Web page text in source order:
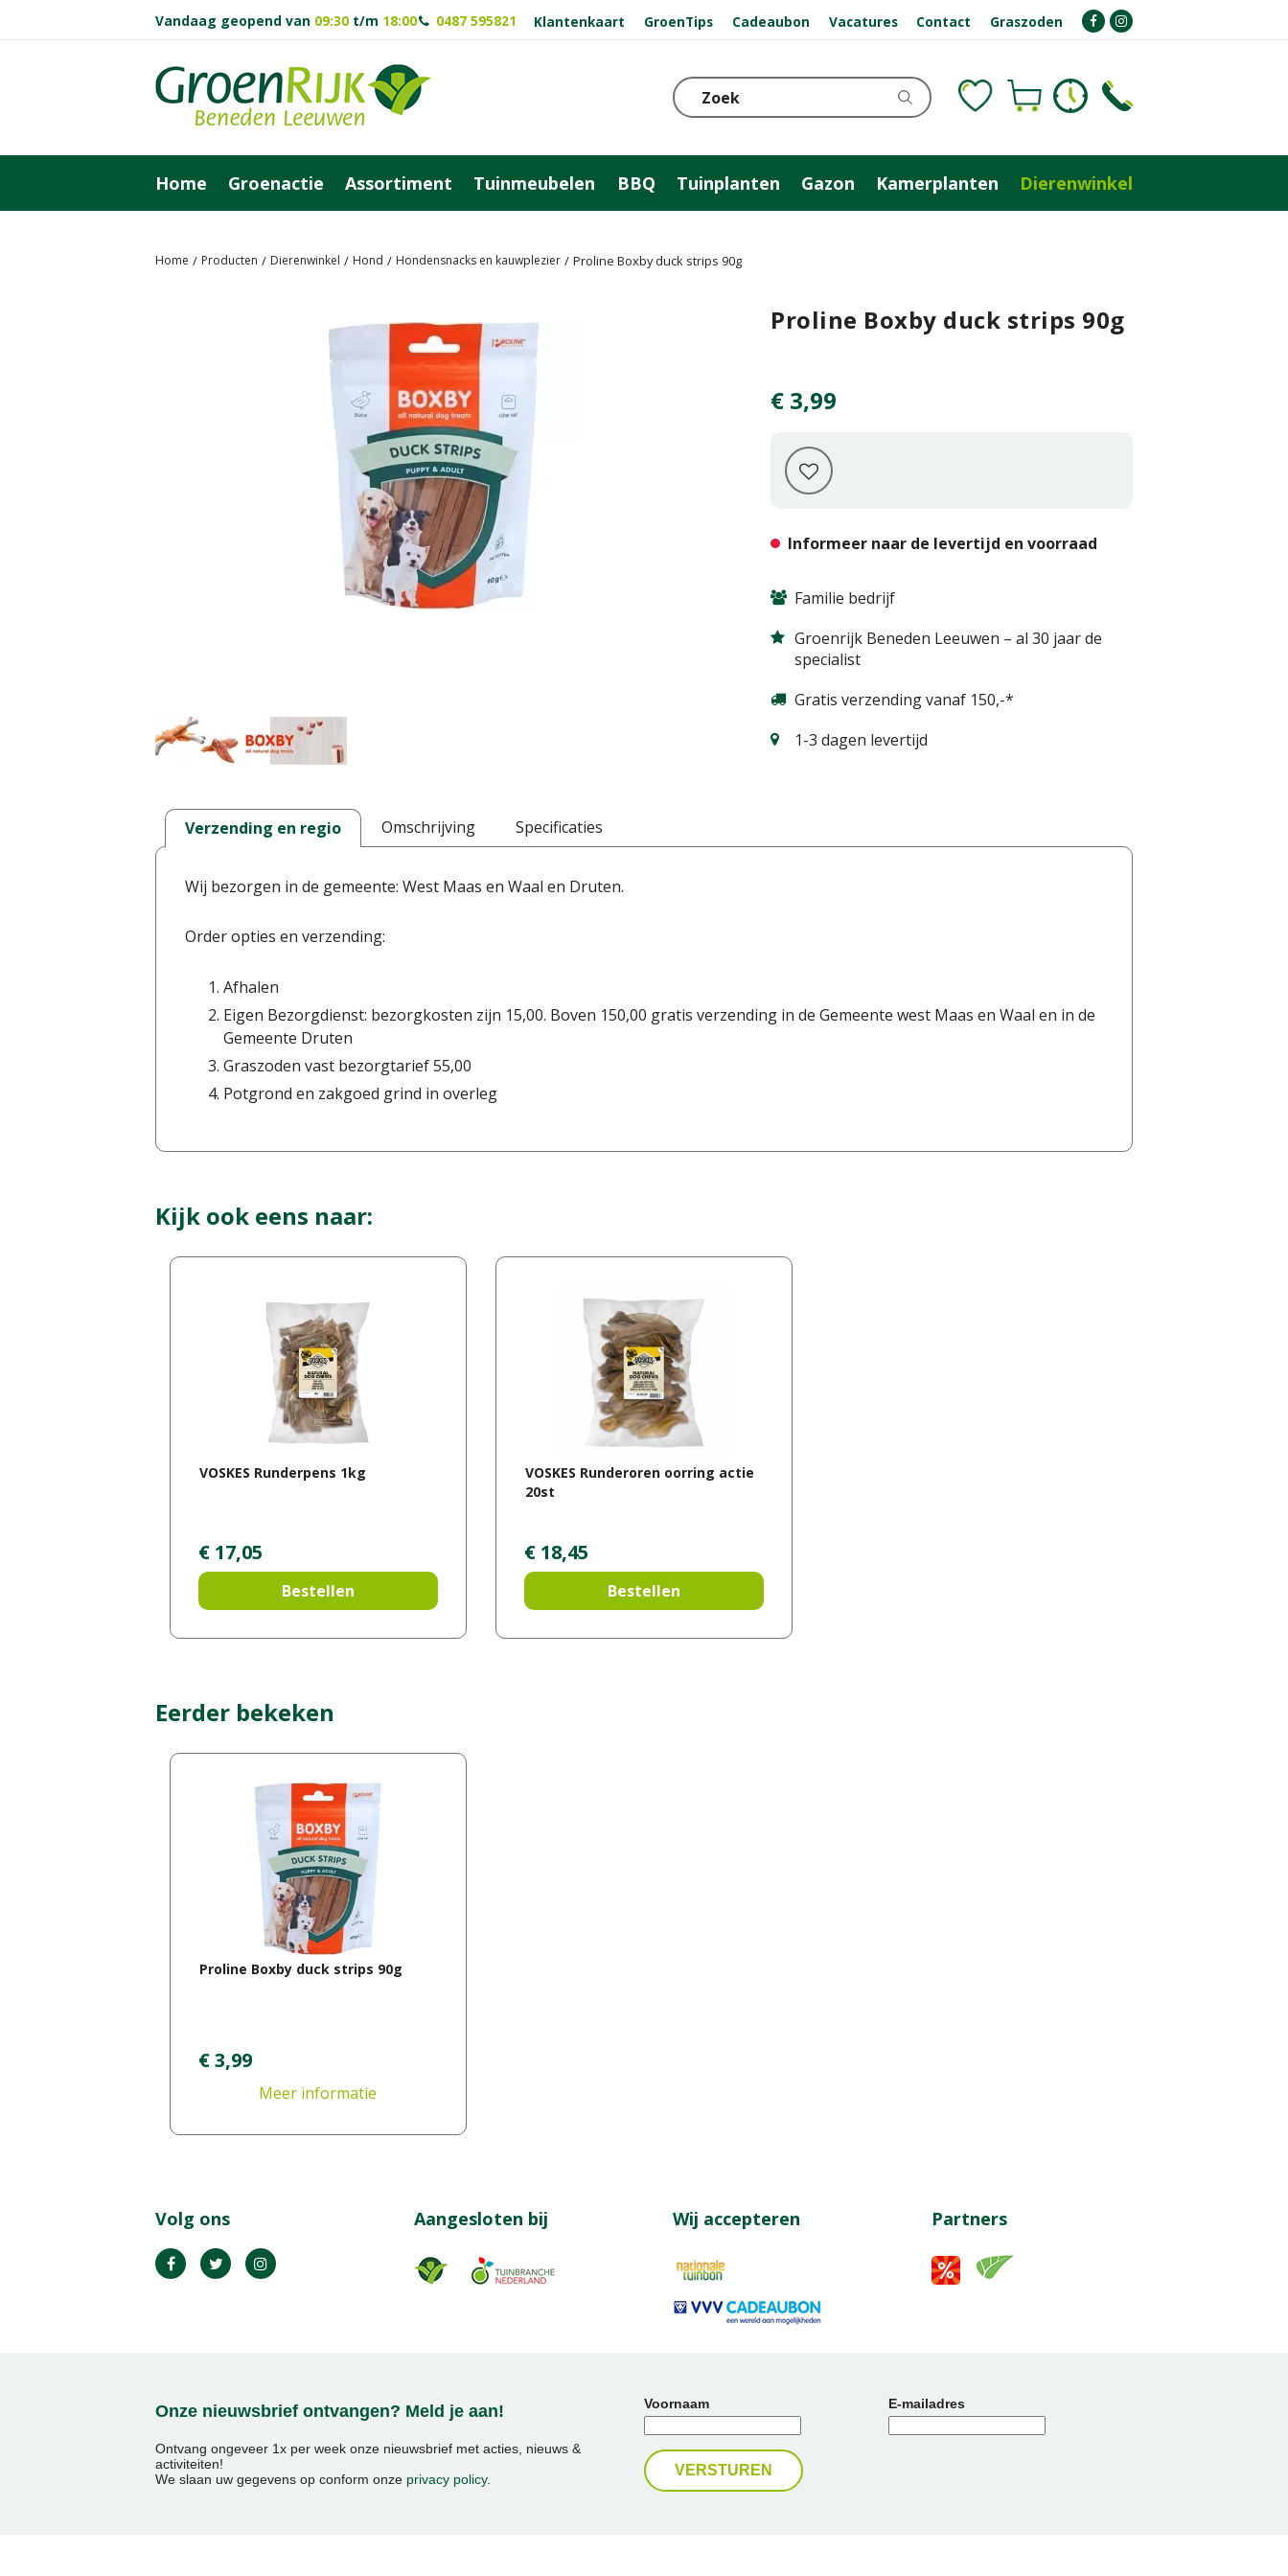
Home Producten Dierenwinkel Hond Hondensnacks en kauwplezier Proline Boxby duck strips 90g
Vandaag geopend van 09:30 t/m 18:00 0487 595821 Klantenkaart GroenTips Cadeaubon Vacatures Contact Graszoden
Home Groenactie Assortiment Tuinmeubelen BBQ Tuinplanten Gazon Kamerplanten Dierenwinkel
Proline Boxby duck strips 90g
€ 3,99
Informeer naar de levertijd en voorraad
Familie bedrijf
Groenrijk Beneden Leeuwen – al 30 jaar de
specialist
Gratis verzending vanaf 150,-*
1-3 dagen levertijd
Verzending en regio Omschrijving Specificaties
Wij bezorgen in de gemeente: West Maas en Waal en Druten.
Order opties en verzending:
Afhalen
Eigen Bezorgdienst: bezorgkosten zijn 15,00. Boven 150,00 gratis verzending in de Gemeente west Maas en Waal en in de
Gemeente Druten
Graszoden vast bezorgtarief 55,00
Potgrond en zakgoed grind in overleg
Kijk ook eens naar:
VOSKES Runderpens 1kg
€ 17,05
Bestellen
VOSKES Runderoren oorring actie
20st
€ 18,45
Bestellen
Eerder bekeken
Proline Boxby duck strips 90g
€3,99
Meer informatie
Volg ons Aangesloten bij Wij accepteren Partners
Onze nieuwsbrief ontvangen? Meld je aan!
Ontvang ongeveer 1x per week onze nieuwsbrief met acties, nieuws &
activiteiten!
We slaan uw gegevens op conform onze privacy policy.
Voornaam E-mailadres